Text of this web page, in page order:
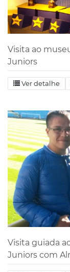
Visita ao
Juniors
Ver detalhe
Visita guiada
Juniors com